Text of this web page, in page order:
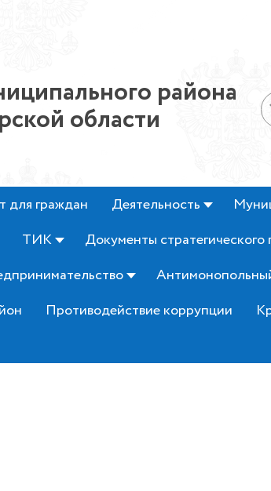
района
области
для граждан Деятельность
ТИК
Документы стратегического
Противодействие коррупции